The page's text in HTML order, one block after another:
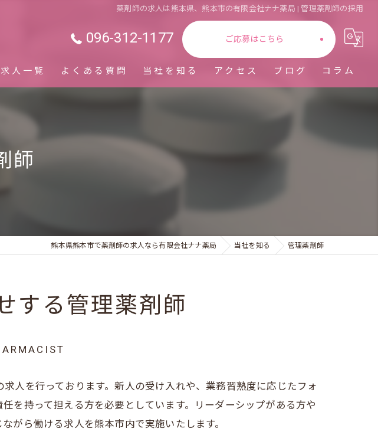
薬剤師の求人は熊本県、熊本市の有限会社ナナ薬局 | 管理薬剤師の採用
096-312-1177 ご応募はこちら
求人一覧 よくある質問 当社を知る
即戦力
管理薬剤師
アクセス ブログ コラム
師
熊本県熊本市で薬剤師の求人なら有限会社ナナ薬局 当社を知る 管理薬剤師
する管理薬剤師
人を行っております。新人の受け入れや、業務習熟度に応じたフォ
を持って担える方を必要としています。リーダーシップがある方や
がら働ける求人を熊本市内で実施いたします。